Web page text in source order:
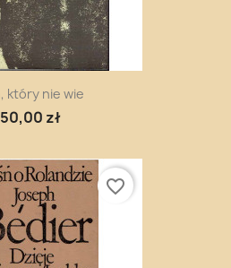
który nie wie
50,00 zł
favorite_border